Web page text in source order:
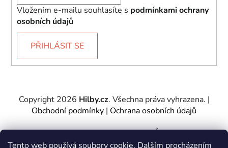
Tento web používá soubory cookie. Dalším procházením
Vložením e-mailu souhlasíte s podmínkami ochrany
osobních údajů
PŘIHLÁSIT SE
Copyright 2026 Hilby.cz. Všechna práva vyhrazena. |
Obchodní podmínky | Ochrana osobních údajů
Provozovatel e-shopu: Hilby CZ s.r.o., IČ: 27467317, se
sídlem Soukenická 2082/7,11000 Praha 1 – Nové